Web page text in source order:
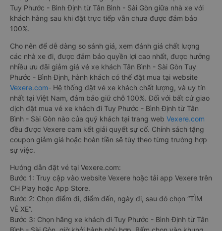
Tuy Phước - Bình Định từ Tân Bình - Sài Gòn giữa nhà xe với
khách hàng sau khi đặt trực tiếp vẫn chưa được đảm bảo
100%.
Cho nên để dễ dàng so sánh giá, xem đánh giá chất lượng
các nhà xe đi, được đảm bảo quyền lợi cao nhất, được hưởng
nhiều ưu đãi giảm giá vé xe khách Tân Bình - Sài Gòn Tuy
Phước - Bình Định, hành khách có thể đặt mua tại website
Vexere.com- Hệ thống đặt vé xe khách chất lượng, và uy tín
nhất tại Việt Nam, đảm bảo giữ chỗ 100%. Đối với bất cứ giao
dịch đặt mua vé xe khách đi Tuy Phước - Bình Định từ Tân
Bình - Sài Gòn nào của quý khách tại trang web Vexere.com
đều được Vexere cam kết giải quyết sự cố. Chính sách tặng
coupon giảm giá hoặc hoàn tiền sẽ tùy theo từng trường hợp
sự việc.
Hướng dẫn đặt vé tại Vexere.com:
Bước 1: Truy cập vào website Vexere hoặc tải app Vexere trên
CH Play hoặc App Store.
Bước 2: Chọn điểm đi, điểm đến, ngày đi, sau đó chọn “TÌM
VÉ XE”.
Bước 3: Chọn hãng xe khách đi Tuy Phước - Bình Định từ Tân